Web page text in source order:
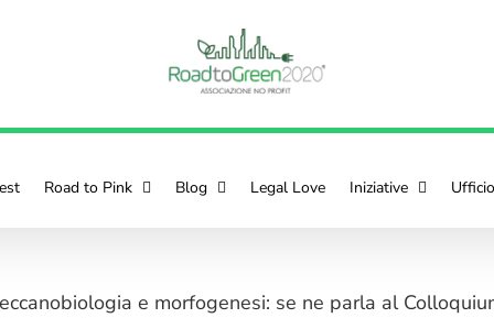
Road to Pink Blog Legal Love Iniziative
e morfogenesi: se ne parla al